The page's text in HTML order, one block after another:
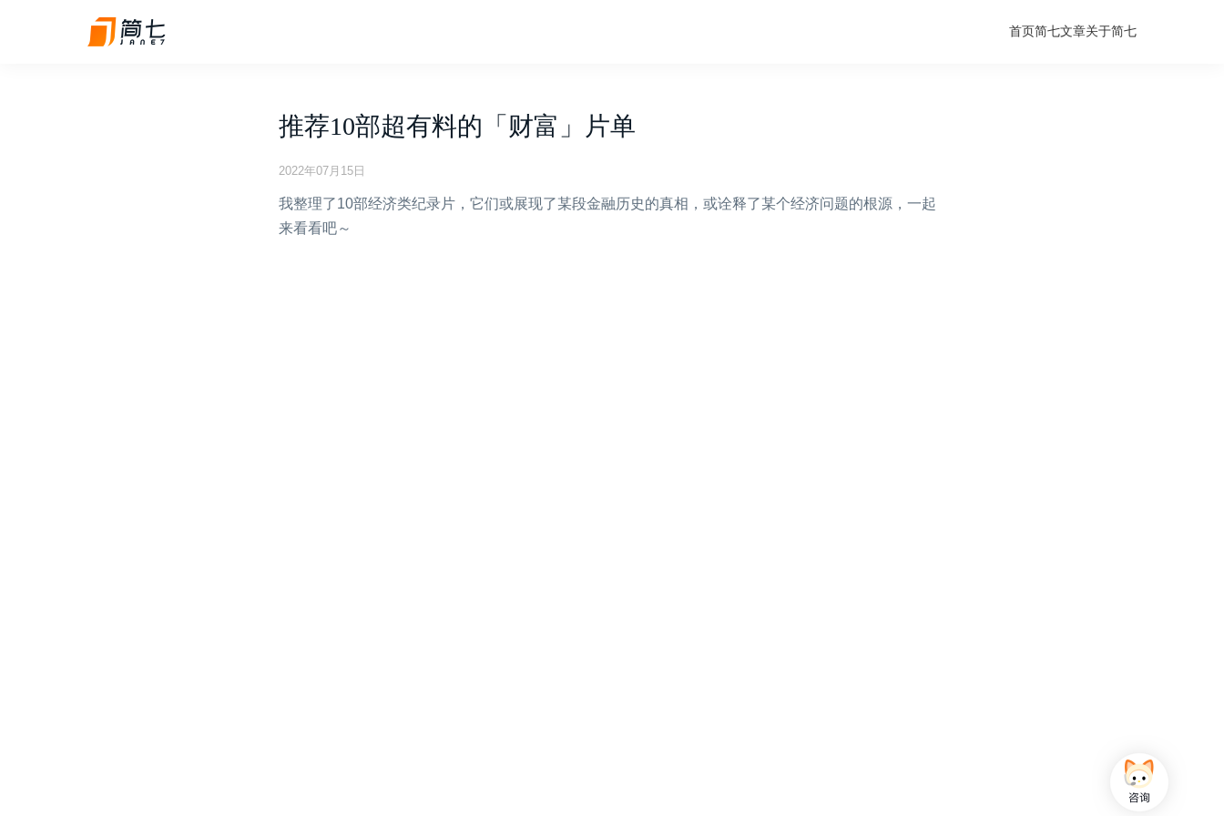
首页简七文章关于简七
推荐10部超有料的「财富」片单
2022年07月15日
我整理了10部经济类纪录片，它们或展现了某段金融历史的真相，或诠释了某个经济问题的根源，一起
来看看吧～